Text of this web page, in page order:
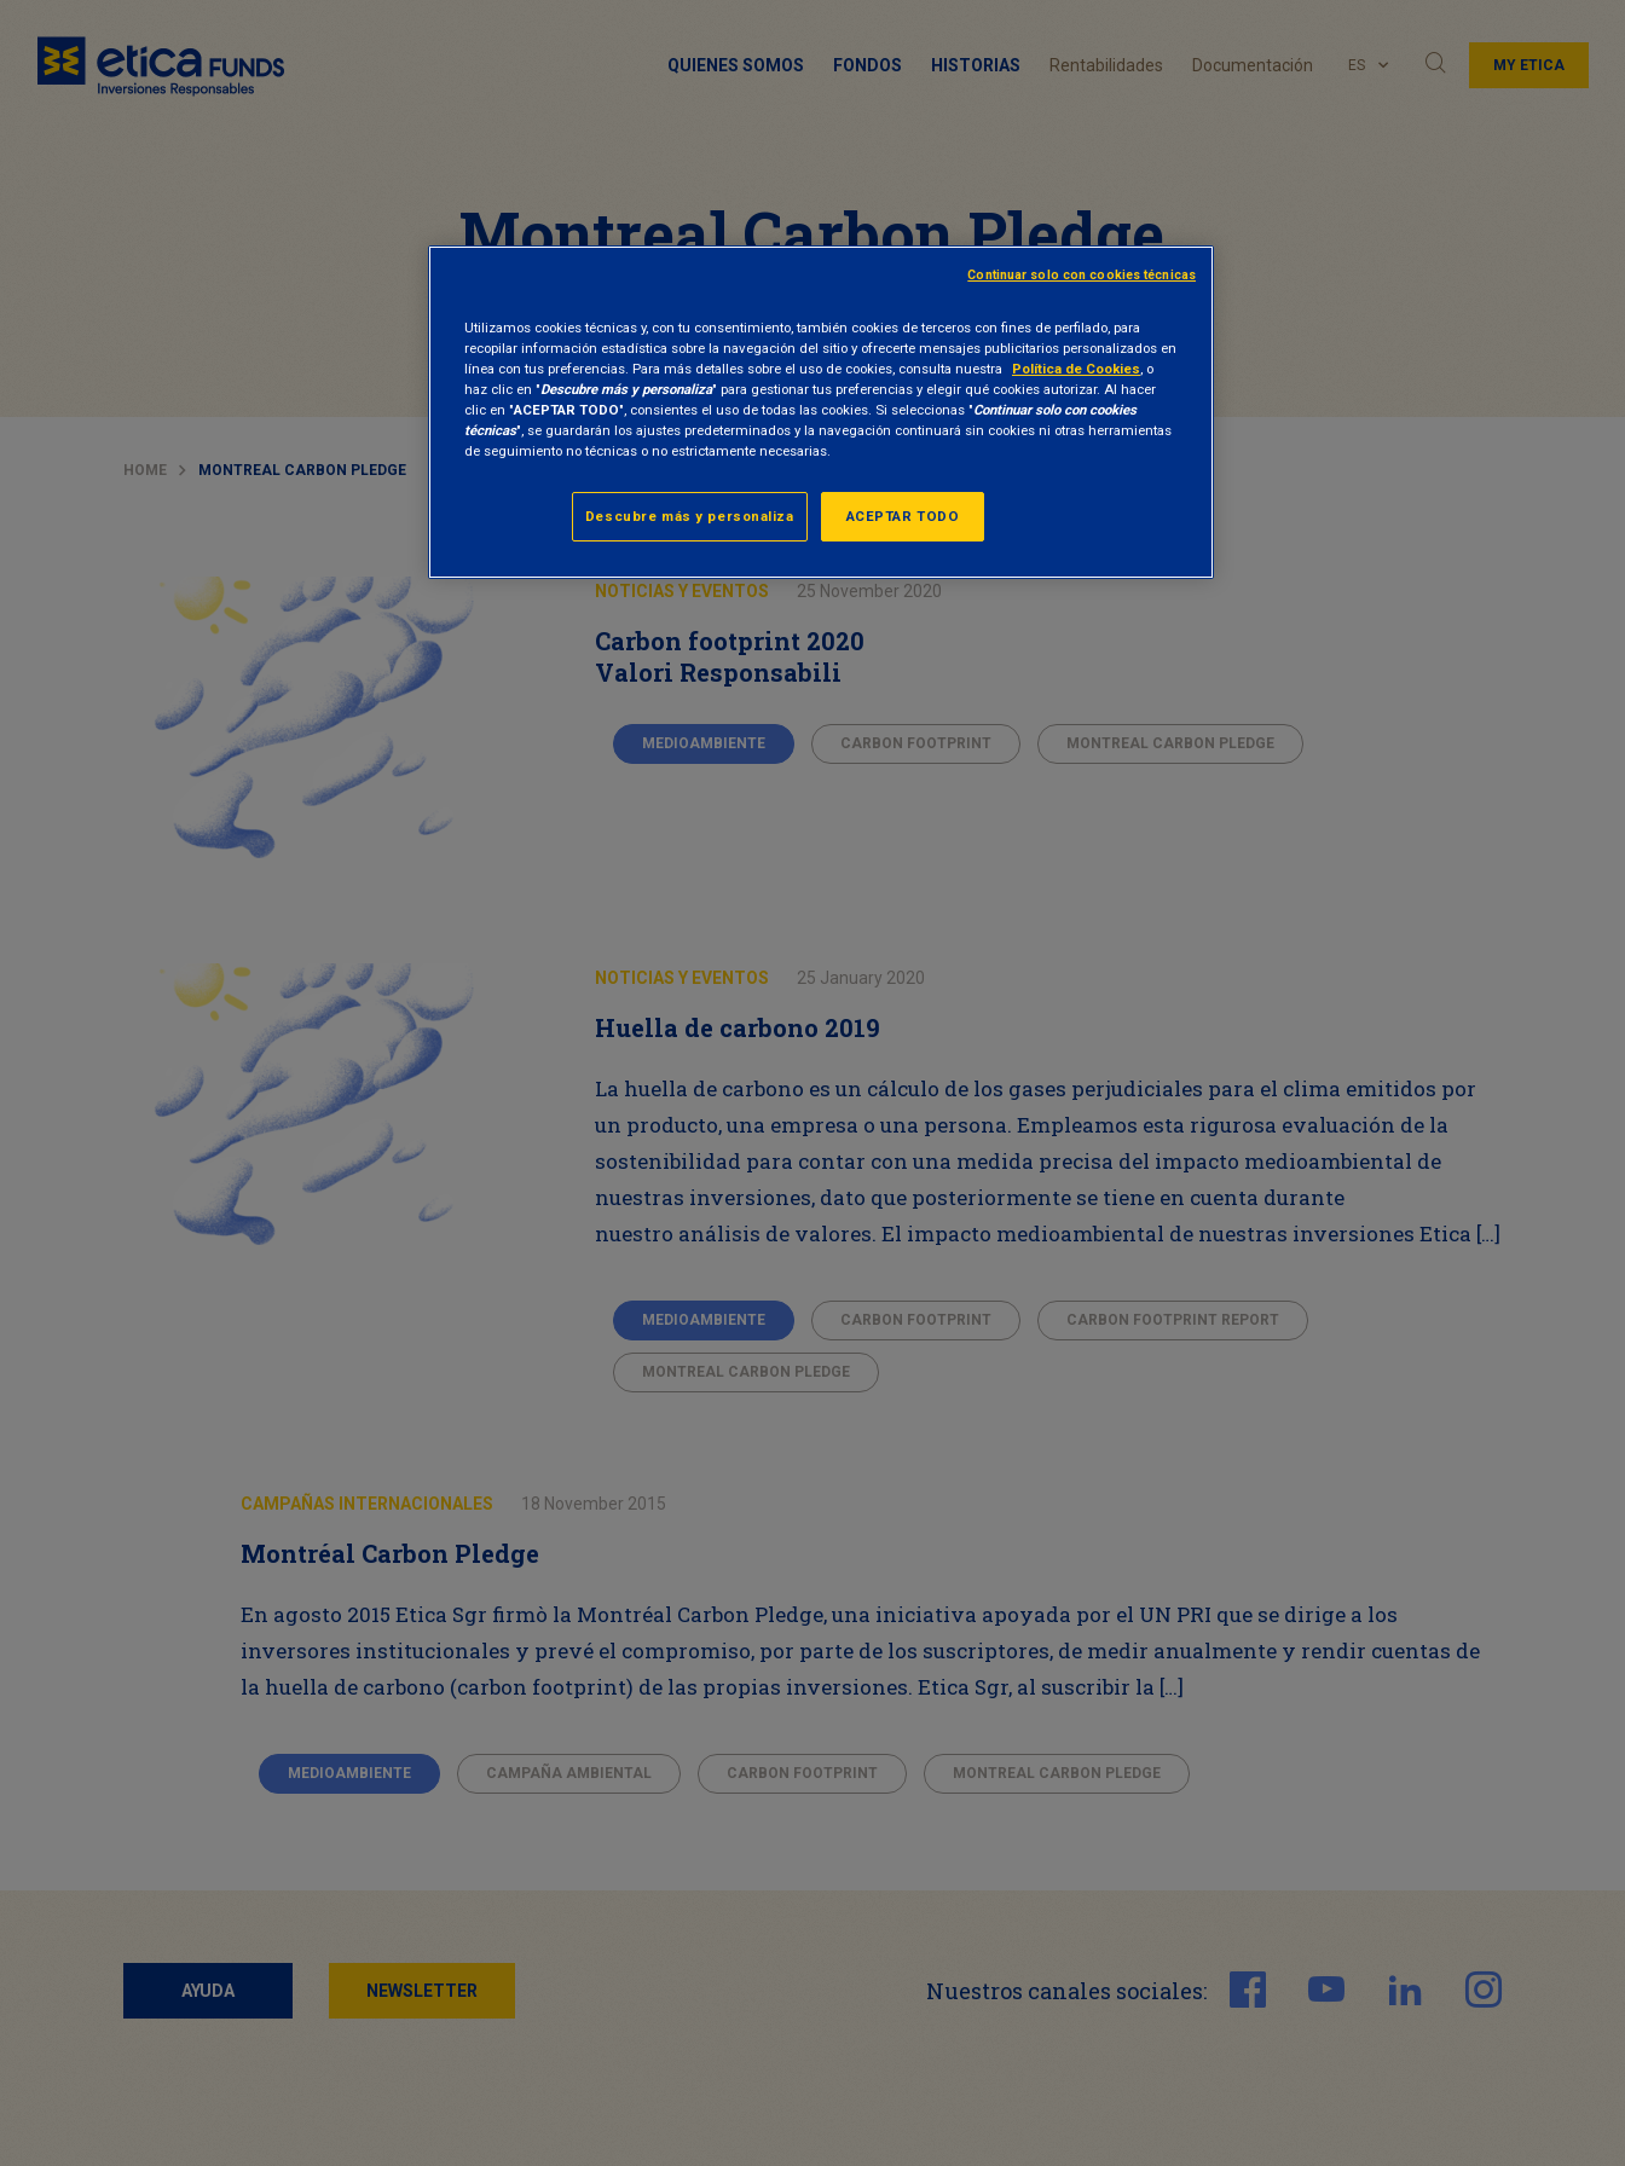
QUIENES SOMOS FONDOS HISTORIAS Rentabilidades Documentación ES MY ETICA
Montreal Carbon Pledge
HOME MONTREAL CARBON PLEDGE
NOTICIAS Y EVENTOS 25 November 2020
Carbon footprint 2020
Valori Responsabili
MEDIOAMBIENTE CARBON FOOTPRINT MONTREAL CARBON PLEDGE
NOTICIAS Y EVENTOS 25 January 2020
Huella de carbono 2019
La huella de carbono es un cálculo de los gases perjudiciales para el clima emitidos por
un producto, una empresa o una persona. Empleamos esta rigurosa evaluación de la
sostenibilidad para contar con una medida precisa del impacto medioambiental de
nuestras inversiones, dato que posteriormente se tiene en cuenta durante
nuestro análisis de valores. El impacto medioambiental de nuestras inversiones Etica […]
MEDIOAMBIENTE CARBON FOOTPRINT CARBON FOOTPRINT REPORT
MONTREAL CARBON PLEDGE
CAMPAÑAS INTERNACIONALES 18 November 2015
Montréal Carbon Pledge
En agosto 2015 Etica Sgr firmò la Montréal Carbon Pledge, una iniciativa apoyada por el UN PRI que se dirige a los
inversores institucionales y prevé el compromiso, por parte de los suscriptores, de medir anualmente y rendir cuentas de
la huella de carbono (carbon footprint) de las propias inversiones. Etica Sgr, al suscribir la […]
MEDIOAMBIENTE CAMPAÑA AMBIENTAL CARBON FOOTPRINT MONTREAL CARBON PLEDGE
AYUDA NEWSLETTER Nuestros canales sociales:
Utilizamos cookies técnicas y, con tu consentimiento, también cookies de terceros con fines de perfilado, para
recopilar información estadística sobre la navegación del sitio y ofrecerte mensajes publicitarios personalizados en
línea con tus preferencias. Para más detalles sobre el uso de cookies, consulta nuestra
Política de Cookies, o
haz clic en "Descubre más y personaliza" para gestionar tus preferencias y elegir qué cookies autorizar. Al hacer
clic en "ACEPTAR TODO", consientes el uso de todas las cookies. Si seleccionas "Continuar solo con cookies
técnicas", se guardarán los ajustes predeterminados y la navegación continuará sin cookies ni otras herramientas
de seguimiento no técnicas o no estrictamente necesarias.
ACEPTAR TODO
Descubre más y personaliza
Continuar solo con cookies técnicas